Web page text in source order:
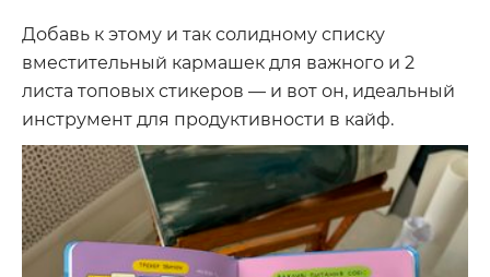
Добавь к этому и так солидному списку
вместительный кармашек для важного и 2
листа топовых стикеров — и вот он, идеальный
инструмент для продуктивности в кайф.